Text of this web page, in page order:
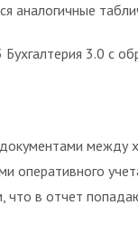
аналогичные
3.0 с
между
оперативного
в отчет